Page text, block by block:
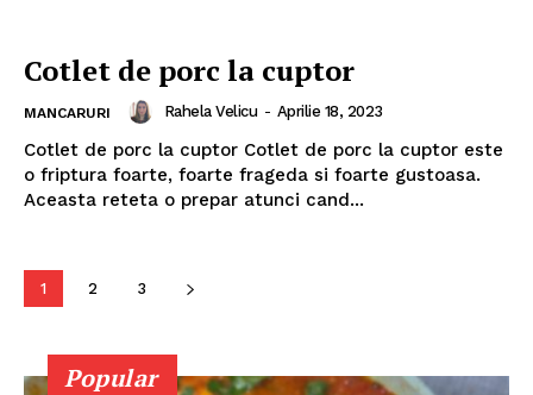
Cotlet de porc la cuptor
MANCARURI Rahela Velicu - Aprilie 18, 2023
Cotlet de porc la cuptor Cotlet de porc la cuptor este
o friptura foarte, foarte frageda si foarte gustoasa.
Aceasta reteta o prepar atunci cand...
1 2 3
Popular